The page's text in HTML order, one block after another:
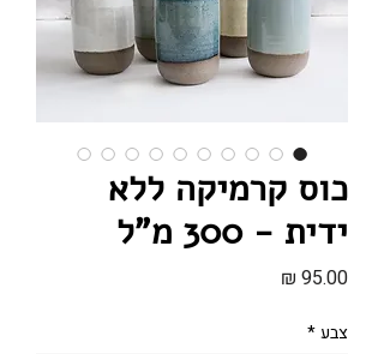
כוס קרמיקה ללא
ידית - 300 מ"ל
צבע*